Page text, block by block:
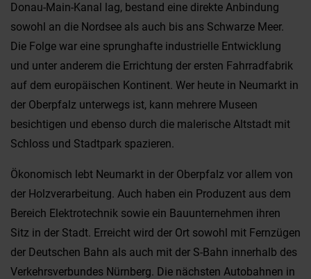
Donau-Main-Kanal lag, bestand eine direkte Anbindung
sowohl an die Nordsee als auch bis ans Schwarze Meer.
Die Folge war eine sprunghafte industrielle Entwicklung
und unter anderem die Errichtung der ersten Fahrradfabrik
auf dem europäischen Kontinent. Wer heute in Neumarkt in
der Oberpfalz unterwegs ist, kann mehrere Museen
besichtigen und ebenso durch die malerische Altstadt mit
Schloss und Stadtpark spazieren.
Ökonomisch lebt Neumarkt in der Oberpfalz vor allem von
der Holzverarbeitung. Auch haben ein Produzent aus dem
Bereich Elektrotechnik sowie ein Bauunternehmen ihren
Sitz in der Stadt. Erreicht wird der Ort sowohl mit Fernzügen
der Deutschen Bahn als auch mit der S-Bahn innerhalb des
Verkehrsverbundes Nürnberg. Die nächsten Autobahnen in